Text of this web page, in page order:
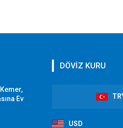
Ev
DÖVİZ KURU
USD